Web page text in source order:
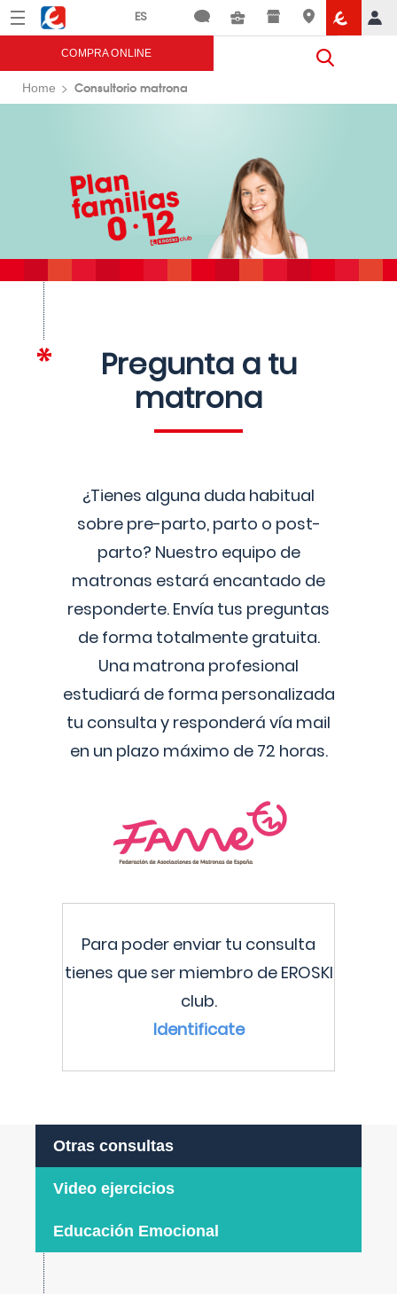
Menú Eroski
COMPRA ONLINE
Home Consultorio matrona
Pregunta a tu
matrona
¿Tienes alguna duda habitual
sobre pre-parto, parto o post-
parto? Nuestro equipo de
matronas estará encantado de
responderte. Envía tus preguntas
de forma totalmente gratuita.
Una matrona profesional
estudiará de forma personalizada
tu consulta y responderá vía mail
en un plazo máximo de 72 horas.
Para poder enviar tu consulta
tienes que ser miembro de EROSKI
club.
Identificate
Otras consultas
Video ejercicios
Educación Emocional